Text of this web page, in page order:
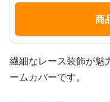
商
繊細なレース装飾が魅
ームカバーです。